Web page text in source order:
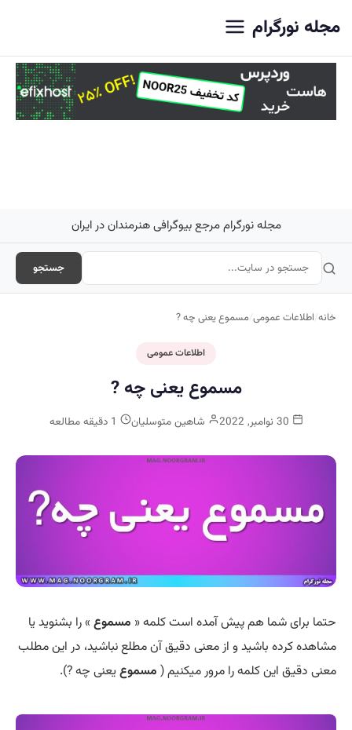
مجله نورگرام
مجله نورگرام مرجع بیوگرافی هنرمندان در ایران
جستجو
خانه/اطلاعات عمومی/مسموع یعنی چه ?
اطلاعات عمومی
مسموع یعنی چه ?
شاهین متوسلیان
حتما برای شما هم پیش آمده است کلمه « مسموع » را بشنوید یا
مشاهده کرده باشید و از معنی دقیق آن مطلع نباشید، در این مطلب
معنی دقیق این کلمه را مرور میکنیم ( مسموعیعنی چه ?).